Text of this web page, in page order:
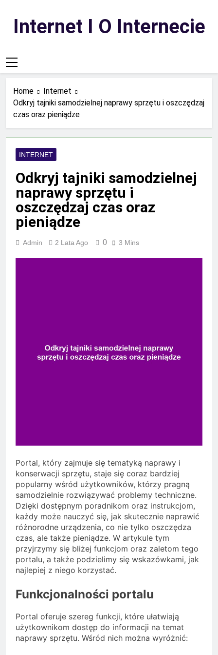
contentInternet I O Internecie
Home
Internet
Odkryj tajniki samodzielnej naprawy sprzętu i oszczędzaj
czas oraz pieniądze
INTERNET
Odkryj tajniki samodzielnej
naprawy sprzętu i
oszczędzaj czas oraz
pieniądze
Admin 2 Lata Ago 0 3 Mins
Portal, który zajmuje się tematyką naprawy i
konserwacji sprzętu, staje się coraz bardziej
popularny wśród użytkowników, którzy pragną
samodzielnie rozwiązywać problemy techniczne.
Dzięki dostępnym poradnikom oraz instrukcjom,
każdy może nauczyć się, jak skutecznie naprawić
różnorodne urządzenia, co nie tylko oszczędza
czas, ale także pieniądze. W artykule tym
przyjrzymy się bliżej funkcjom oraz zaletom tego
portalu, a także podzielimy się wskazówkami, jak
najlepiej z niego korzystać.
Funkcjonalności portalu
Portal oferuje szereg funkcji, które ułatwiają
użytkownikom dostęp do informacji na temat
naprawy sprzętu. Wśród nich można wyróżnić: